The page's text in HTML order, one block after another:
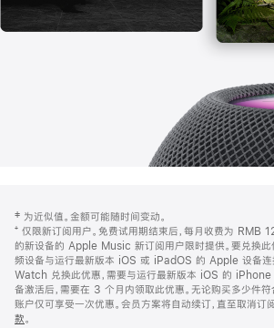
页
页
脚
注
‡ 为近似值。金额可能随时间变动。
⁺ 仅限新订阅用户。免费试用期结束后，每月收费为 RMB
的新设备的 Apple Music 新订阅用户限时提供。要兑换此
频设备与运行最新版本 iOS 或 iPadOS 的 Apple 设备连
Watch 兑换此优惠，需要与运行最新版本 iOS 的 iPhone
备激活后，需要在 3 个月内领取此优惠。无论购买多少件
账户仅可享受一次优惠。会员方案将自动续订，直至取消订
款。